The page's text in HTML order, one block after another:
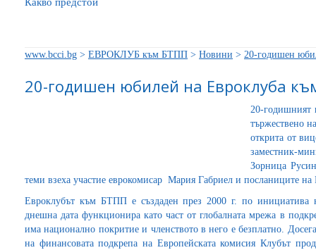
www.bcci.bg > ЕВРОКЛУБ към БТПП > Новини > 20-годишен
20-годишен юбилей на Евроклуба
20-годишният
тържествено
открита от
заместник-
Зорница
теми взеха участие еврокомисар Мария Габриел и посланиците
Евроклубът към БТПП е създаден през 2000 г. по
днешна дата функционира като част от глобалната мрежа в
има национално покритие и членството в него е безплатно.
на финансовата подкрепа на Европейската комисия Клубът